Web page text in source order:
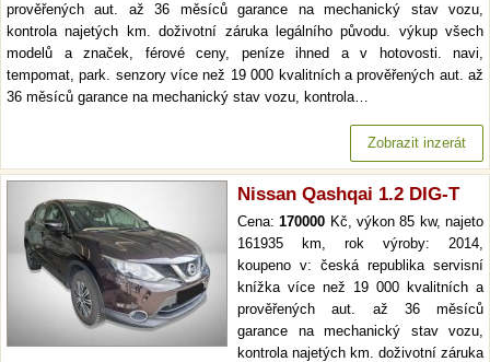
prověřených aut. až 36 měsíců garance na mechanický stav vozu,
kontrola najetých km. doživotní záruka legálního původu. výkup všech
modelů a značek, férové ceny, peníze ihned a v hotovosti. navi,
tempomat, park. senzory více než 19 000 kvalitních a prověřených aut. až
36 měsíců garance na mechanický stav vozu, kontrola…
Zobrazit inzerát
Nissan Qashqai 1.2 DIG-T
Cena:170000 Kč, výkon 85 kw, najeto
161935 km, rok výroby: 2014,
koupeno v: česká republika servisní
knížka více než 19 000 kvalitních a
prověřených aut. až 36 měsíců
garance na mechanický stav vozu,
kontrola najetých km. doživotní záruka